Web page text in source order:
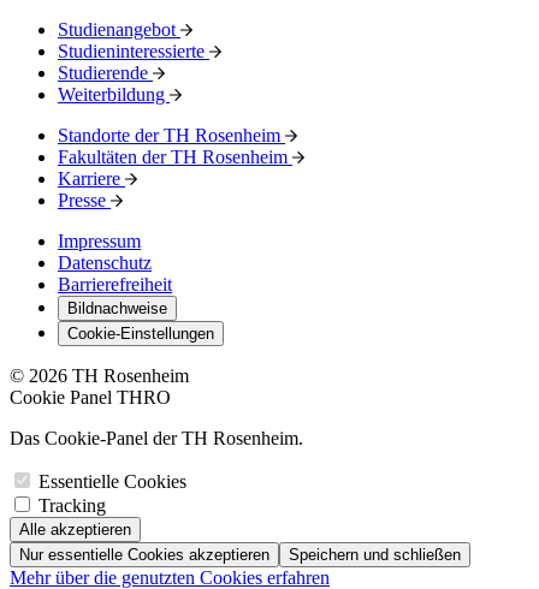
Studienangebot
Studieninteressierte
Studierende
Weiterbildung
Standorte der TH Rosenheim
Fakultäten der TH Rosenheim
Karriere
Presse
Impressum
Datenschutz
Barrierefreiheit
Bildnachweise
Cookie-Einstellungen
© 2026 TH Rosenheim
Cookie Panel THRO
Das Cookie-Panel der TH Rosenheim.
Essentielle Cookies
Tracking
Alle akzeptieren
Nur essentielle Cookies akzeptieren
Speichern und schließen
Mehr über die genutzten Cookies erfahren